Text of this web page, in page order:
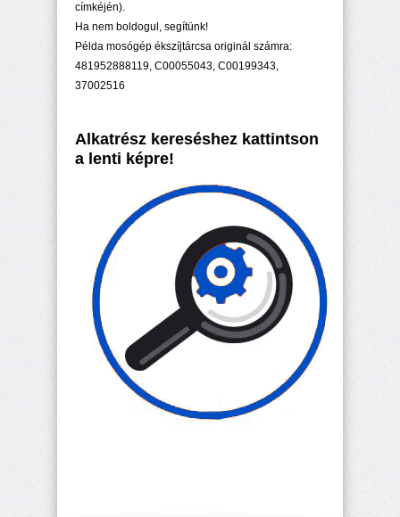
címkéjén).
Ha nem boldogul, segítünk!
Példa mosógép ékszíjtárcsa originál számra:
481952888119, C00055043, C00199343,
37002516
Alkatrész kereséshez kattintson
a lenti képre!